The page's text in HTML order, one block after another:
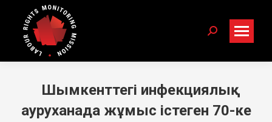
Search:
Шымкенттегі инфекциялық
ауруханада жұмыс істеген 70-ке